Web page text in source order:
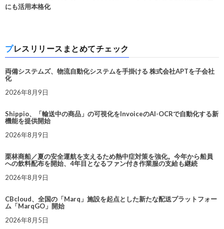
にも活用本格化
プレスリリースまとめてチェック
両備システムズ、物流自動化システムを手掛ける 株式会社APTを子会社
化
2026年8月9日
Shippio、「輸送中の商品」の可視化をInvoiceのAI-OCRで自動化する新
機能を提供開始
2026年8月9日
栗林商船／夏の安全運航を支えるため熱中症対策を強化。今年から船員
への飲料配布を開始、4年目となるファン付き作業服の支給も継続
2026年8月9日
CBcloud、全国の「Marq」施設を起点とした新たな配送プラットフォー
ム「MarqGO」開始
2026年8月5日